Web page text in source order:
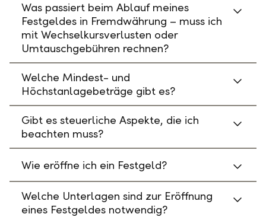
Was passiert beim Ablauf meines
Festgeldes in Fremdwährung – muss ich
mit Wechselkursverlusten oder
Umtauschgebühren rechnen?
Welche Mindest- und
Höchstanlagebeträge gibt es?
Gibt es steuerliche Aspekte, die ich
beachten muss?
Wie eröffne ich ein Festgeld?
Welche Unterlagen sind zur Eröffnung
eines Festgeldes notwendig?